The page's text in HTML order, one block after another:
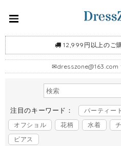
12,999円以上のご
✉dresszone@163.com
注目のキーワード： パーティー
オフショル
花柄 水着
ピアス